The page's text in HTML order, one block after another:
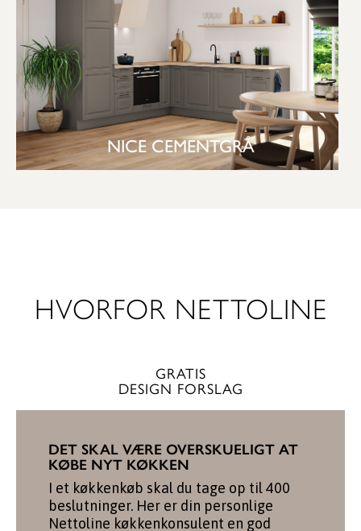
NICE CEMENTGRÅ
HVORFOR NETTOLINE
GRATIS
DESIGN FORSLAG
DET SKAL VÆRE OVERSKUELIGT AT
KØBE NYT KØKKEN
I et køkkenkøb skal du tage op til 400
beslutninger. Her er din personlige
Nettoline køkkenkonsulent en god